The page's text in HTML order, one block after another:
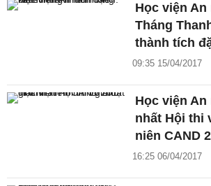
Học viện
Tháng
thành tích
09:35 15/04/2017
Học viện
nhất Hội thi
niên CAND
16:25 06/04/2017